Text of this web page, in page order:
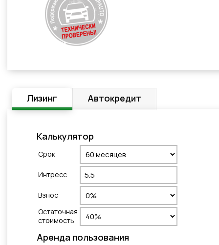
Лизинг Автокредит
Калькулятор
Cрок
Интресс
Взнос
Остаточная
стоимость
Aренда пользования